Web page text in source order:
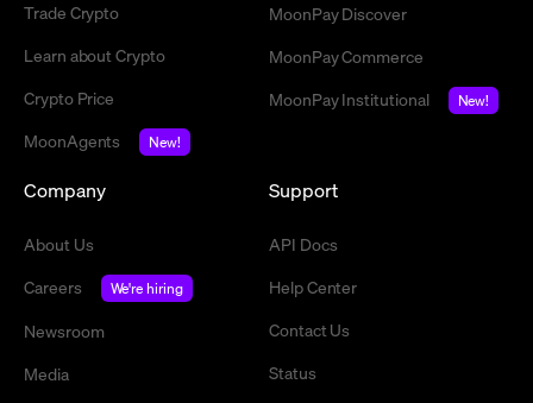
Trade Crypto
Learn about Crypto
Crypto Price
MoonAgents
New!
MoonPay Discover
MoonPay Commerce
MoonPay Institutional
New!
Company
About Us
Careers
We're hiring
Newsroom
Media
Support
API Docs
Help Center
Contact Us
Status